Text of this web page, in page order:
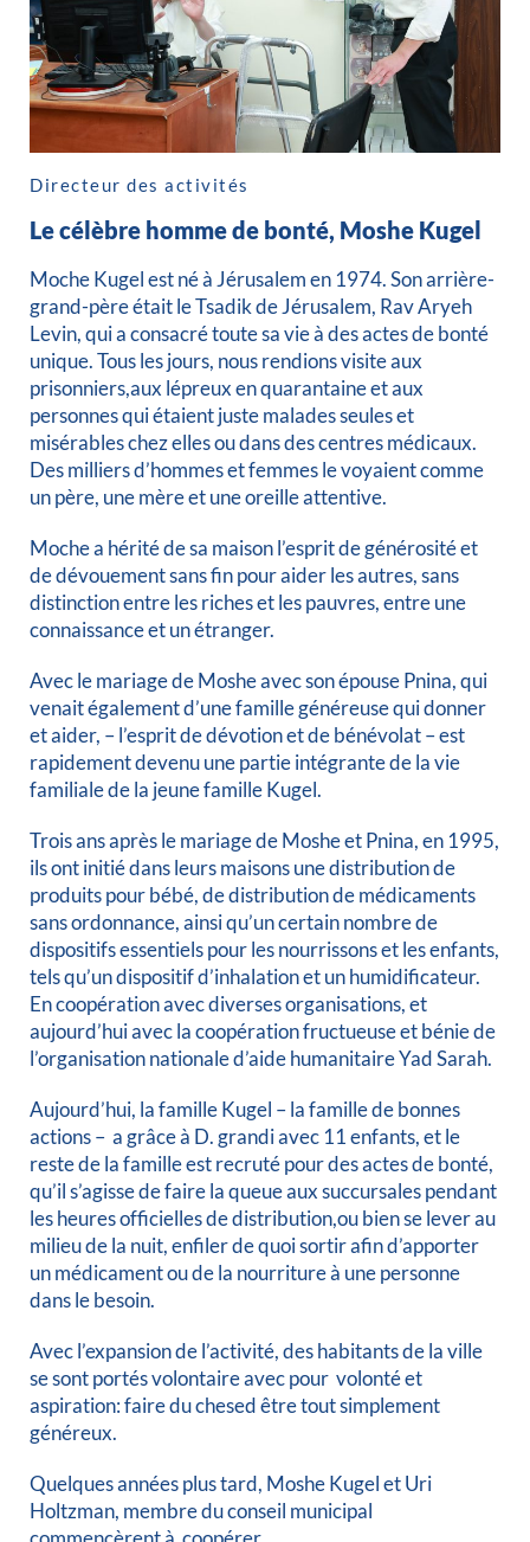
Directeur des activités
Le célèbre homme de bonté, Moshe Kugel
Moche Kugel est né à Jérusalem en 1974. Son arrière-
grand-père était le Tsadik de Jérusalem, Rav Aryeh
Levin, qui a consacré toute sa vie à des actes de bonté
unique. Tous les jours, nous rendions visite aux
prisonniers,aux lépreux en quarantaine et aux
personnes qui étaient juste malades seules et
misérables chez elles ou dans des centres médicaux.
Des milliers d’hommes et femmes le voyaient comme
un père, une mère et une oreille attentive.
Moche a hérité de sa maison l’esprit de générosité et
de dévouement sans fin pour aider les autres, sans
distinction entre les riches et les pauvres, entre une
connaissance et un étranger.
Avec le mariage de Moshe avec son épouse Pnina, qui
venait également d’une famille généreuse qui donner
et aider, – l’esprit de dévotion et de bénévolat – est
rapidement devenu une partie intégrante de la vie
familiale de la jeune famille Kugel.
Trois ans après le mariage de Moshe et Pnina, en 1995,
ils ont initié dans leurs maisons une distribution de
produits pour bébé, de distribution de médicaments
sans ordonnance, ainsi qu’un certain nombre de
dispositifs essentiels pour les nourrissons et les enfants,
tels qu’un dispositif d’inhalation et un humidificateur.
En coopération avec diverses organisations, et
aujourd’hui avec la coopération fructueuse et bénie de
l’organisation nationale d’aide humanitaire Yad Sarah.
Aujourd’hui, la famille Kugel – la famille de bonnes
actions – a grâce à D. grandi avec 11 enfants, et le
reste de la famille est recruté pour des actes de bonté,
qu’il s’agisse de faire la queue aux succursales pendant
les heures officielles de distribution,ou bien se lever au
milieu de la nuit, enfiler de quoi sortir afin d’apporter
un médicament ou de la nourriture à une personne
dans le besoin.
Avec l’expansion de l’activité, des habitants de la ville
se sont portés volontaire avec pour volonté et
aspiration: faire du chesed être tout simplement
généreux.
Quelques années plus tard, Moshe Kugel et Uri
Holtzman, membre du conseil municipal